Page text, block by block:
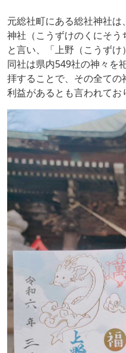
元総社町にある総社神社
神社（こうずけのくにそう
と言い、「上野（こうずけ
同社は県内549社の神々を
拝することで、その全て
利益があるとも言われてお